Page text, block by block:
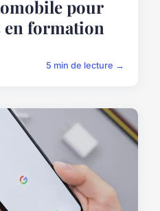
pour
en formation
5 min de lecture →